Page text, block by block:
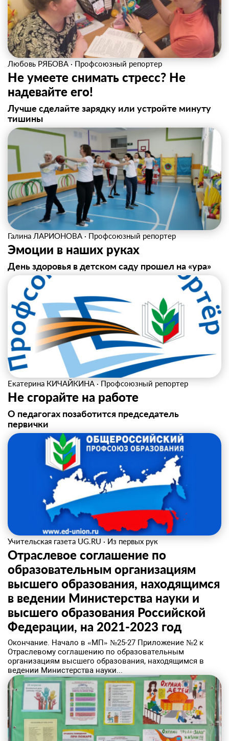
Любовь РЯБОВА · Профсоюзный репортер
Не умеете снимать стресс? Не
надевайте его!
Лучше сделайте зарядку или устройте минуту
тишины
Галина ЛАРИОНОВА · Профсоюзный репортер
Эмоции в наших руках
День здоровья в детском саду прошел на «ура»
Екатерина КИЧАЙКИНА · Профсоюзный репортер
Не сгорайте на работе
О педагогах позаботится председатель
первички
Учительская газета UG.RU · Из первых рук
Отраслевое соглашение по
образовательным организациям
высшего образования, находящимся
в ведении Министерства науки и
высшего образования Российской
Федерации, на 2021-2023 год
Окончание. Начало в «МП» №25-27 Приложение №2 к
Отраслевому соглашению по образовательным
организациям высшего образования, находящимся в
ведении Министерства науки...